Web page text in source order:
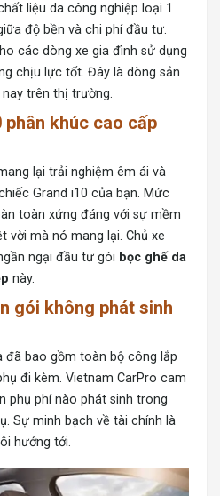
liệu da công nghiệp loại 1
độ bền và chi phí đầu tư.
các dòng xe gia đình sử dụng
chịu lực tốt. Đây là dòng sản
trên thị trường.
phân khúc cao cấp
lại trải nghiệm êm ái và
Grand i10 của bạn. Mức
toàn xứng đáng với sự mềm
vời mà nó mang lại. Chủ xe
ngại đầu tư gói bọc ghế da
này.
gói không phát sinh
đã bao gồm toàn bộ công lắp
đi kèm. Vietnam CarPro cam
phụ phí nào phát sinh trong
Sự minh bạch về tài chính là
hướng tới.